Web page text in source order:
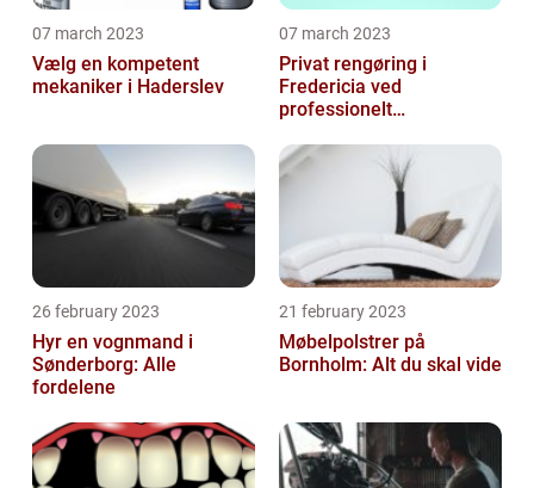
07 march 2023
Vælg en kompetent
mekaniker i Haderslev
07 march 2023
Privat rengøring i
Fredericia ved
professionelt
26 february 2023
Hyr en vognmand i
Sønderborg: Alle
fordelene
21 february 2023
Møbelpolstrer på
Bornholm: Alt du skal vide